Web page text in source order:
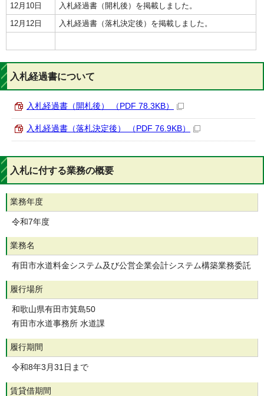
12月10日
入札経過書（開札後）を掲載しました。
12月12日
入札経過書（落札決定後）を掲載しました。
入札経過書について
入札経過書（開札後） （PDF 78.3KB）
入札経過書（落札決定後） （PDF 76.9KB）
入札に付する業務の概要
業務年度
令和7年度
業務名
有田市水道料金システム及び公営企業会計システム構築業務委託
履行場所
和歌山県有田市箕島50
有田市水道事務所 水道課
履行期間
令和8年3月31日まで
賃貸借期間